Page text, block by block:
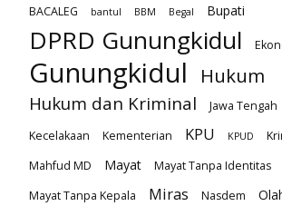
BACALEG bantul BBM Begal Bupati
DPRD Gunungkidul
Gunungkidul Hukum
Hukum dan Kriminal Jawa Tengah
Kecelakaan
Kementerian KPU KPUD
Mahfud MD
Mayat
Mayat Tanpa Identitas
Mayat Tanpa Kepala
Miras Nasdem